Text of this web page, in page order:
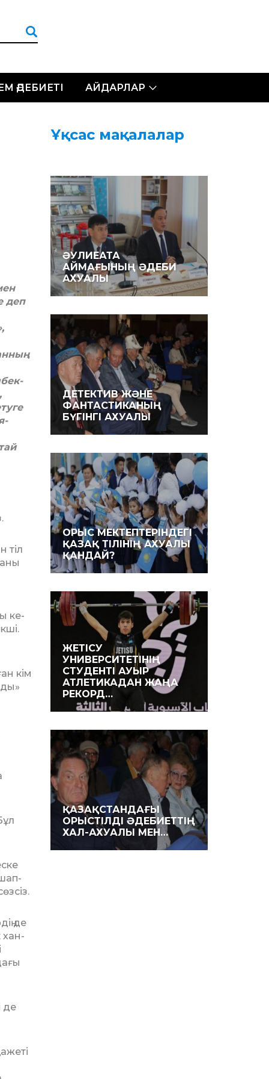
ӘДЕБИЕТІ АЙДАРЛАР
деп
тіл
ке­
кім
шап­
де
хан­
де
Ұқсас мақалалар
ӘУЛИЕАТА
АЙМАҒЫНЫҢ ӘДЕБИ
АХУАЛЫ
ДЕТЕКТИВ ЖӘНЕ
ФАНТАСТИКАНЫҢ
БҮГІНГІ АХУАЛЫ
ОРЫС МЕКТЕПТЕРІНДЕГІ
ҚАЗАҚ ТІЛІНІҢ АХУАЛЫ
ҚАНДАЙ?
ЖЕТІСУ
УНИВЕРСИТЕТІНІҢ
СТУДЕНТІ АУЫР
АТЛЕТИКАДАН ЖАҢА
РЕКОРД…
ҚАЗАҚ­СТАНДАҒЫ
ОРЫСТІЛДІ ӘДЕБИЕТ­ТІҢ
ХАЛ-АХУАЛЫ МЕН…